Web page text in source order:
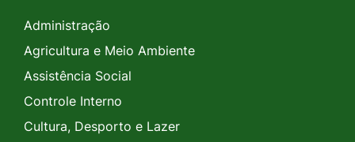
Administração
Agricultura e Meio Ambiente
Assistência Social
Controle Interno
Cultura, Desporto e Lazer